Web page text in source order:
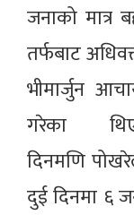
जनाको
तर्फबाट
भीमार्जुन
गरेका
दिनमणि
दुई दिनमा ६